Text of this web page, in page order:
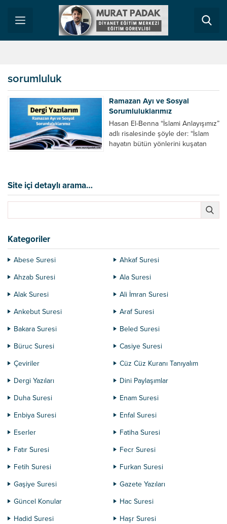
sorumluluk
Ramazan Ayı ve Sosyal
Sorumluluklarımız
Hasan El-Benna “İslami Anlayışımız”
adlı risalesinde şöyle der: “İslam
hayatın bütün yönlerini kuşatan
Hem kültür ve kanun hem ilim ve
hüküm vermedir. Hem madde ve
Site içi detaylı arama…
Kategoriler
Abese Suresi
Ahkaf Suresi
Ahzab Suresi
Ala Suresi
Alak Suresi
Ali İmran Suresi
Ankebut Suresi
Araf Suresi
Bakara Suresi
Beled Suresi
Büruc Suresi
Casiye Suresi
Çeviriler
Cüz Cüz Kuranı Tanıyalım
Dergi Yazıları
Dini Paylaşımlar
Duha Suresi
Enam Suresi
Enbiya Suresi
Enfal Suresi
Eserler
Fatiha Suresi
Fatır Suresi
Fecr Suresi
Fetih Suresi
Furkan Suresi
Gaşiye Suresi
Gazete Yazıları
Güncel Konular
Hac Suresi
Hadid Suresi
Haşr Suresi